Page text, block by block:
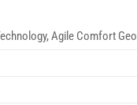
Agile Comfort